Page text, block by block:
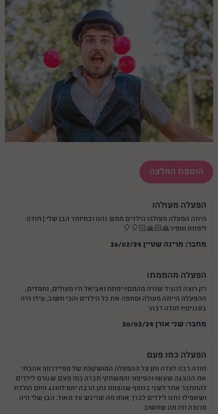
הוספת המלצה
הפעלה מעולה!
היתה הפעלה מעולה! הילדים ממש נהנו ובמיוחד הבן שלי:) תודה
ליפתח וספיר🙏🏻🙏🏻🎈🎈
מחבר: מרינה שטיין 26/02/24
הפעלה מהממת!
רק רוצה להגיד שהיה מהמם!! יפתח ואביאל היו מעולים, נחמדים,
ההפעלה הייתה מעולה וסחפה את כל הילדים והכי חשוב, עידו היה
בעננים!!! תודה רבה!
מחבר: שני אזרן 20/02/24
הפעלה כמו פעם
תודה רבה לעדה וחן על ההפעלה המושקעת של ספיידרמן! אהבתי
את ההצגה שעשו והסיפור והמשחקי חברה כמו פעם שגורם לילדים
להתחבר אחד לשני בנוסף שהצוות נתן הרבה יחס לחוגג היום הולדת
ושאפילו נתנו לילדים לברך אותו מה שריגש עד מאוד. הבן שלי היה
מרוצה וזה מה שחשוב